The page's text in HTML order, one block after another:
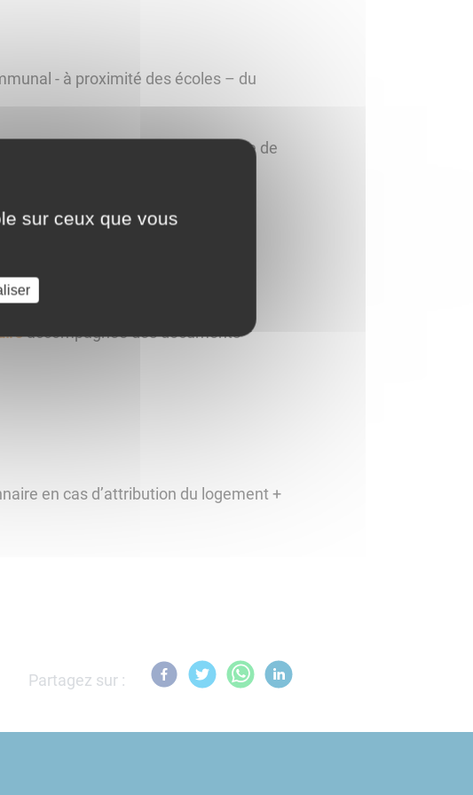
- à proximité des écoles – du
placards/rangements - salle de
accompagnée des documents
en cas d’attribution du logement +
Partagez sur :
sur ceux que vous